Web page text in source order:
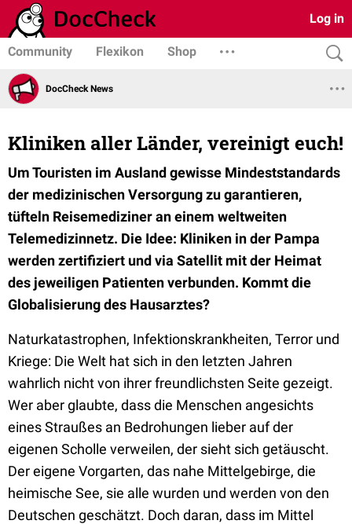
Log in
Community Flexikon Shop
DocCheck News
Kliniken aller Länder, vereinigt euch!
Um Touristen im Ausland gewisse Mindeststandards
der medizinischen Versorgung zu garantieren,
tüfteln Reisemediziner an einem weltweiten
Telemedizinnetz. Die Idee: Kliniken in der Pampa
werden zertifiziert und via Satellit mit der Heimat
des jeweiligen Patienten verbunden. Kommt die
Globalisierung des Hausarztes?
Naturkatastrophen, Infektionskrankheiten, Terror und
Kriege: Die Welt hat sich in den letzten Jahren
wahrlich nicht von ihrer freundlichsten Seite gezeigt.
Wer aber glaubte, dass die Menschen angesichts
eines Straußes an Bedrohungen lieber auf der
eigenen Scholle verweilen, der sieht sich getäuscht.
Der eigene Vorgarten, das nahe Mittelgebirge, die
heimische See, sie alle wurden und werden von den
Deutschen geschätzt. Doch daran, dass im Mittel